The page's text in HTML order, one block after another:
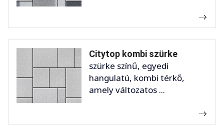
Citytop kombi szürke
szürke színű, egyedi
hangulatú, kombi térkő,
amely változatos ...